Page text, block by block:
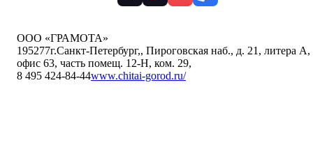
ООО «ГРАМОТА»
195277г.Санкт-Петербург,, Пироговская наб., д. 21, литера А,
офис 63, часть помещ. 12-Н, ком. 29,
8 495 424-84-44www.chitai-gorod.ru/